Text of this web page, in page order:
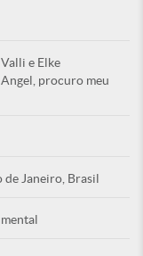
e Elke
procuro meu
de Janeiro, Brasil